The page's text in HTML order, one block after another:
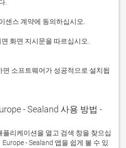
- Sealand 사용 방법 -
리케이션을 열고 검색 창을 찾으십
- Sealand 앱을 쉽게 볼 수 있